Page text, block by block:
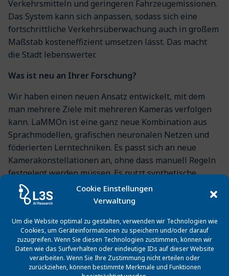
Cookie Einstellungen
Verwaltung
Um die Website optimal zu gestalten, verwenden wir Technologien wie
Cookies, um Geräteinformationen zu speichern und/oder darauf
zuzugreifen. Wenn Sie diesen Technologien zustimmen, können wir
Daten wie das Surfverhalten oder eindeutige IDs auf dieser Website
verarbeiten. Wenn Sie Ihre Zustimmung nicht erteilen oder
zurückziehen, können bestimmte Merkmale und Funktionen
Verkehrsmitteln und geringeren Fahrzeugemissionen.
Das System kann sich anpassen, sodass sich eine
fortschrittliche Verkehrsüberwachung auch in großem
Maßstab kosteneffizient umsetzen lässt. Das macht
die Stadt lebenswerter.
Was ist neu an Ihrer Forschung?
Wir haben einen neuen Ansatz entwickelt, mit dem
man mehrere Ziele mit mehreren Kameras verfolgen
kann. LaMMOn ist eine ganz neue Kombination aus
Sprachmodellen, grafischen neuronalen Netzen und
föderierten Lerntechniken. Es passt sich an neue
Kamerakonstellationen an, ohne dass manuell Regeln
festgelegt werden müssen. Es nutzt synthetische
Daten, um die Beschränkungen von Datensätzen zu
überwinden, und es bewahrt die Privatsphäre durch
großer Schritt nach vorne in Sachen Smart-City-
Technologie und bietet eine skalierbare, effiziente und
datenschutzfreundliche Lösung für die
Fahrzeugverfolgung in Städten.